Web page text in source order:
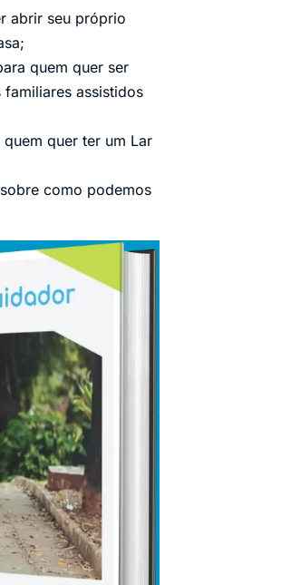
abrir seu próprio
quem quer ser
assistidos
quer ter um Lar
como podemos